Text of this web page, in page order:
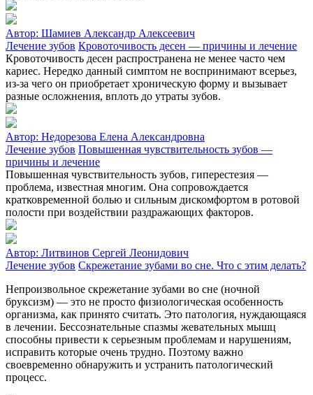
Автор: Шамиев Александр Алексеевич
Лечение зубов Кровоточивость десен — причины и лечение
Кровоточивость десен распространена не менее часто чем
кариес. Нередко данный симптом не воспринимают всерьез,
из-за чего он приобретает хроническую форму и вызывает
разные осложнения, вплоть до утраты зубов.
Автор: Недорезова Елена Александровна
Лечение зубов Повышенная чувствительность зубов —
причины и лечение
Повышенная чувствительность зубов, гиперестезия —
проблема, известная многим. Она сопровождается
кратковременной болью и сильным дискомфортом в ротовой
полости при воздействии раздражающих факторов.
Автор: Литвинов Сергей Леонидович
Лечение зубов Скрежетание зубами во сне. Что с этим делать?
Непроизвольное скрежетание зубами во сне (ночной
бруксизм) — это не просто физиологическая особенность
организма, как принято считать. Это патология, нуждающаяся
в лечении. Бессознательные спазмы жевательных мышц
способны привести к серьезным проблемам и нарушениям,
исправить которые очень трудно. Поэтому важно
своевременно обнаружить и устранить патологический
процесс.